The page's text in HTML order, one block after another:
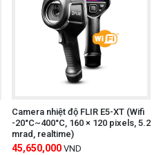
độ UNI-T UTi712S
camera ảnh nhiệt
T UTi720E
bảo dưỡng ô tô, kiểm
lượng mặt trời, kiểm tra
Camera nhiệt độ FLIR E5-XT (Wifi
-20°C~400°C, 160 × 120 pixels, 5.2
mrad, realtime)
45,650,000 VND